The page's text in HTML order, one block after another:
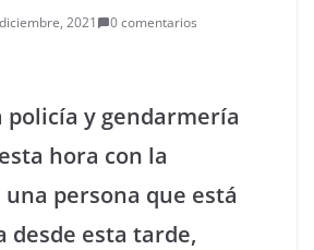
2021 0 comentarios
policía y gendarmería
hora con la
persona que está
desde esta tarde,